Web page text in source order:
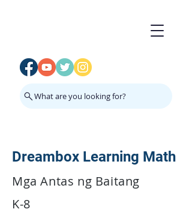
What are you looking for?
Dreambox Learning Math
Mga Antas ng Baitang
K-8